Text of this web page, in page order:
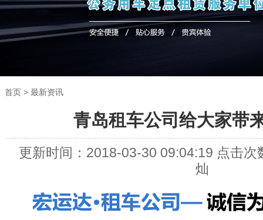
首页 > 最新资讯
青岛租车公司给大家带
更新时间： 2018-03-30 09:04:19 点击次
灿